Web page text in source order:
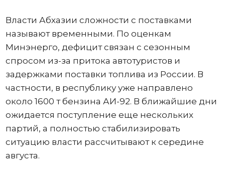
Власти Абхазии сложности с поставками
называют временными. По оценкам
Минэнерго, дефицит связан с сезонным
спросом из-за притока автотуристов и
задержками поставки топлива из России. В
частности, в республику уже направлено
около 1600 т бензина АИ-92. В ближайшие дни
ожидается поступление еще нескольких
партий, а полностью стабилизировать
ситуацию власти рассчитывают к середине
августа.